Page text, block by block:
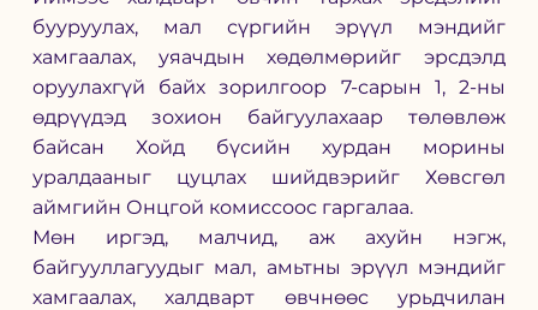
бууруулах, мал сүргийн эрүүл мэндийг
хамгаалах, уяачдын хөдөлмөрийг эрсдэлд
оруулахгүй байх зорилгоор 7-сарын 1, 2-ны
өдрүүдэд зохион байгуулахаар төлөвлөж
байсан Хойд бүсийн хурдан морины
уралдааныг цуцлах шийдвэрийг Хөвсгөл
аймгийн Онцгой комиссоос гаргалаа.
Мөн иргэд, малчид, аж ахуйн нэгж,
байгууллагуудыг мал, амьтны эрүүл мэндийг
хамгаалах, халдварт өвчнөөс урьдчилан